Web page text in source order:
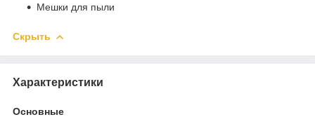
Мешки для пыли
Скрыть
Характеристики
Основные